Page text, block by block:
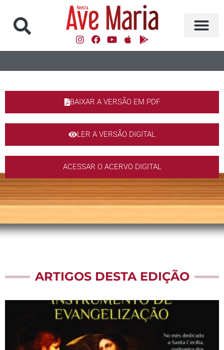
BAIXAR A VERSÃO EM PDF
LER A VERSÃO DIGITAL
ACESSAR O ACERVO DIGITAL
ARTIGOS DESTA EDIÇÃO